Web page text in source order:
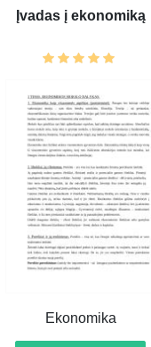
Įvadas į ekonomiką
Ekonomika